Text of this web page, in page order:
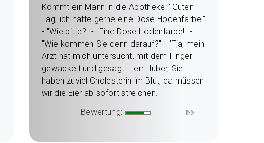
Kommt ein Mann in die Apotheke: "Guten
Tag, ich hätte gerne eine Dose Hodenfarbe."
- "Wie bitte?" - "Eine Dose Hodenfarbe!" -
"Wie kommen Sie denn darauf?" - "Tja, mein
Arzt hat mich untersucht, mit dem Finger
gewackelt und gesagt: Herr Huber, Sie
haben zuviel Cholesterin im Blut, da müssen
wir die Eier ab sofort streichen. "
Bewertung: